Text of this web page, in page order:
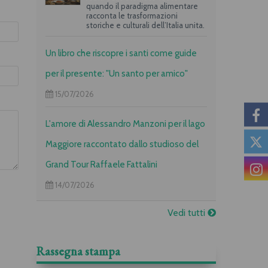
quando il paradigma alimentare
racconta le trasformazioni
storiche e culturali dell’Italia unita.
Un libro che riscopre i santi come guide
per il presente: "Un santo per amico"
15/07/2026
L'amore di Alessandro Manzoni per il lago
Maggiore raccontato dallo studioso del
Grand Tour Raffaele Fattalini
14/07/2026
Vedi tutti
Rassegna stampa